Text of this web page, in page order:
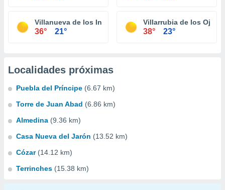
Villanueva de los Infantes
36° 21°
Villarrubia de los Ojos
38° 23°
Localidades próximas
Puebla del Príncipe (6.67 km)
Torre de Juan Abad (6.86 km)
Almedina (9.36 km)
Casa Nueva del Jarón (13.52 km)
Cózar (14.12 km)
Terrinches (15.38 km)